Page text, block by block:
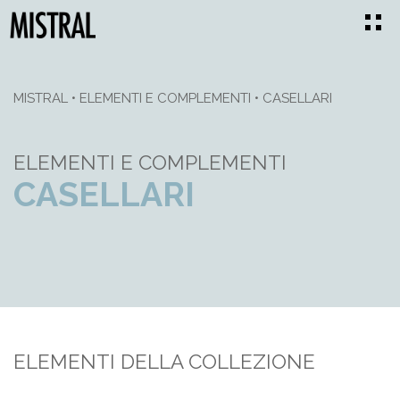
MISTRAL • ELEMENTI E COMPLEMENTI • CASELLARI
ELEMENTI E COMPLEMENTI
CASELLARI
ELEMENTI DELLA COLLEZIONE